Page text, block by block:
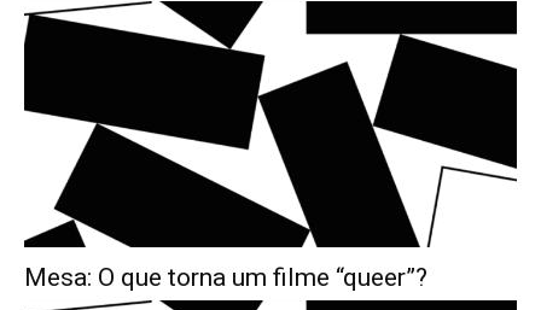
Mesa: O que torna um filme “queer”?